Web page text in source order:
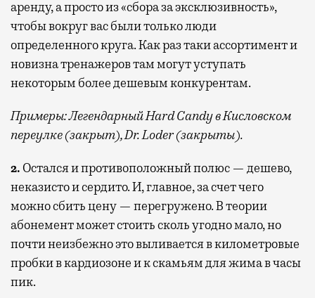
аренду, а просто из «сбора за эксклюзивность»,
чтобы вокруг вас были только люди
определенного круга. Как раз таки ассортимент и
новизна тренажеров там могут уступать
некоторым более дешевым конкурентам.
Примеры: Легендарный Hard Candy в Кисловском
переулке (закрыт), Dr. Loder (закрыты).
2. Остался и противоположный полюс — дешево,
неказисто и сердито. И, главное, за счет чего
можно сбить цену — перегружено. В теории
абонемент может стоить сколь угодно мало, но
почти неизбежно это выливается в километровые
пробки в кардиозоне и к скамьям для жима в часы
пик.